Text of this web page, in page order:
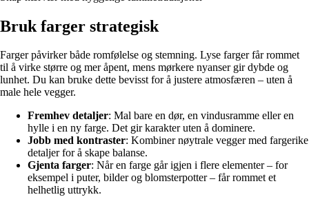
Bruk farger strategisk
Farger påvirker både romfølelse og stemning. Lyse farger får rommet
til å virke større og mer åpent, mens mørkere nyanser gir dybde og
lunhet. Du kan bruke dette bevisst for å justere atmosfæren – uten å
male hele vegger.
Fremhev detaljer: Mal bare en dør, en vindusramme eller en
hylle i en ny farge. Det gir karakter uten å dominere.
Jobb med kontraster: Kombiner nøytrale vegger med fargerike
detaljer for å skape balanse.
Gjenta farger: Når en farge går igjen i flere elementer – for
eksempel i puter, bilder og blomsterpotter – får rommet et
helhetlig uttrykk.